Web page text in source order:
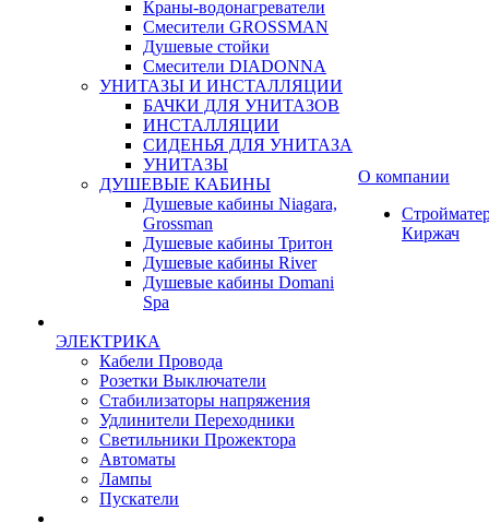
Краны-водонагреватели
Смесители GROSSMAN
Душевые стойки
Смесители DIADONNA
УНИТАЗЫ И ИНСТАЛЛЯЦИИ
БАЧКИ ДЛЯ УНИТАЗОВ
ИНСТАЛЛЯЦИИ
СИДЕНЬЯ ДЛЯ УНИТАЗА
УНИТАЗЫ
ДУШЕВЫЕ КАБИНЫ
Душевые кабины Niagara,
Grossman
Душевые кабины Тритон
Душевые кабины River
Душевые кабины Domani
Spa
ЭЛЕКТРИКА
Кабели Провода
Розетки Выключатели
Стабилизаторы напряжения
Удлинители Переходники
Светильники Прожектора
Автоматы
Лампы
Пускатели
О компании
Киржач